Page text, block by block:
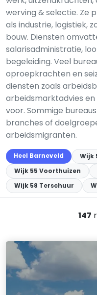
werving & selectie. Ze
als industrie, logistiek,
bouw. Diensten
salarisadministratie,
begeleiding. Veel
oproepkrachten en
diensten zoals
arbeidsmarktadvies
voor. Sommige
branches of
arbeidsmigranten.
Heel Barneveld
Wijk
Wijk 55 Voorthuizen
Wijk 58 Terschuur
147